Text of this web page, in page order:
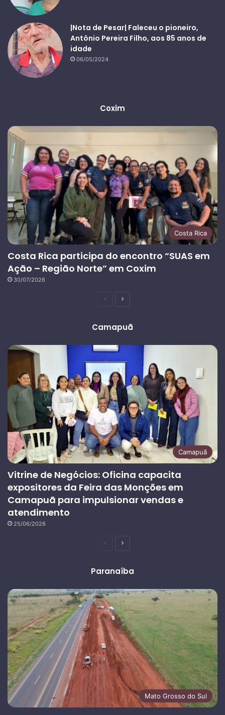
|Nota de Pesar| Faleceu o pioneiro,
Antônio Pereira Filho, aos 85 anos de
idade
06/05/2024
Coxim
Costa Rica
Costa Rica participa do encontro “SUAS em
Ação – Região Norte” em Coxim
30/07/2026
PáginaPróxima
Camapuã
Camapuã
Vitrine de Negócios: Oficina capacita
expositores da Feira das Monções em
Camapuã para impulsionar vendas e
atendimento
25/06/2026
PáginaPróxima
Paranaíba
Mato Grosso do Sul